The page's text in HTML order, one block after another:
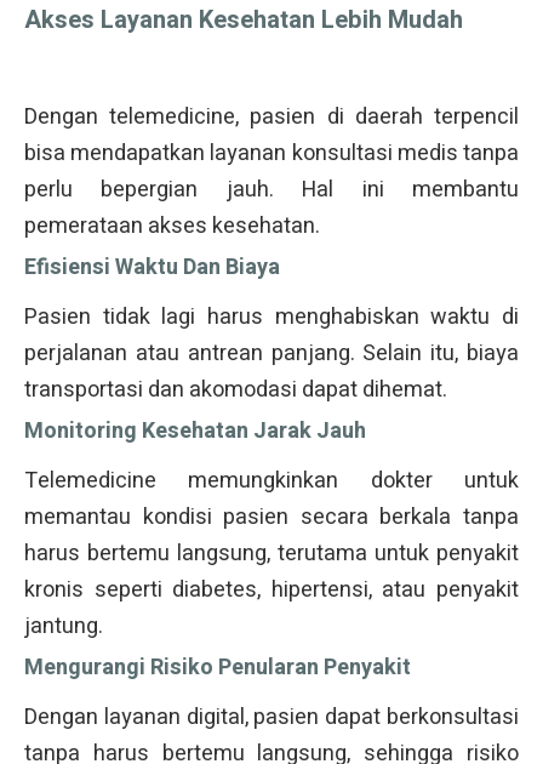
Akses Layanan Kesehatan Lebih Mudah
Dengan telemedicine, pasien di daerah terpencil
bisa mendapatkan layanan konsultasi medis tanpa
perlu bepergian jauh. Hal ini membantu
pemerataan akses kesehatan.
Efisiensi Waktu Dan Biaya
Pasien tidak lagi harus menghabiskan waktu di
perjalanan atau antrean panjang. Selain itu, biaya
transportasi dan akomodasi dapat dihemat.
Monitoring Kesehatan Jarak Jauh
Telemedicine memungkinkan dokter untuk
memantau kondisi pasien secara berkala tanpa
harus bertemu langsung, terutama untuk penyakit
kronis seperti diabetes, hipertensi, atau penyakit
jantung.
Mengurangi Risiko Penularan Penyakit
Dengan layanan digital, pasien dapat berkonsultasi
tanpa harus bertemu langsung, sehingga risiko